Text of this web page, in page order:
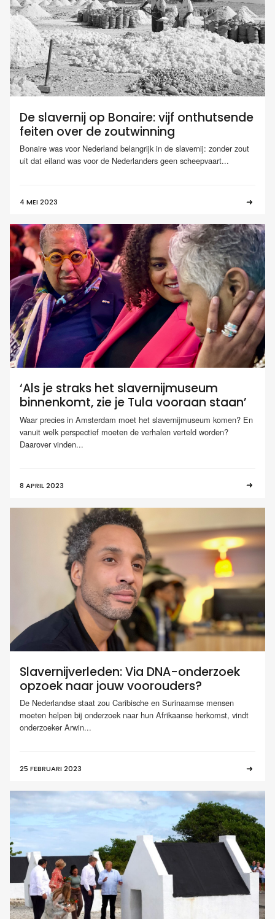
De slavernij op Bonaire: vijf onthutsende
feiten over de zoutwinning
Bonaire was voor Nederland belangrijk in de slavernij: zonder zout
uit dat eiland was voor de Nederlanders geen scheepvaart...
4 MEI 2023
‘Als je straks het slavernijmuseum
binnenkomt, zie je Tula vooraan staan’
Waar precies in Amsterdam moet het slavernijmuseum komen? En
vanuit welk perspectief moeten de verhalen verteld worden?
Daarover vinden...
8 APRIL 2023
Slavernijverleden: Via DNA-onderzoek
opzoek naar jouw voorouders?
De Nederlandse staat zou Caribische en Surinaamse mensen
moeten helpen bij onderzoek naar hun Afrikaanse herkomst, vindt
onderzoeker Arwin...
25 FEBRUARI 2023